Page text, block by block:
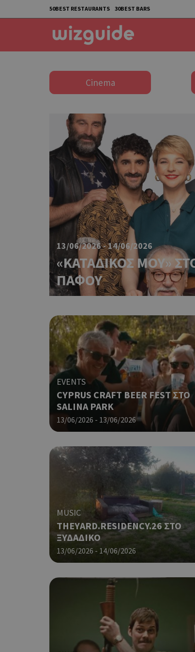
50BEST RESTAURANTS 30BEST BARS
Cinema
13/06/2026 - 14/06/2026
«ΚΑΤΑΔΙΚΟΣ ΜΟΥ»
ΠΑΦΟΥ
EVENTS
CYPRUS CRAFT BEER FEST ΣΤΟ
SALINA PARK
13/06/2026 - 13/06/2026
MUSIC
THEYARD.RESIDENCY.26 ΣΤΟ
ΞΥΔΑΔΙΚΟ
13/06/2026 - 14/06/2026